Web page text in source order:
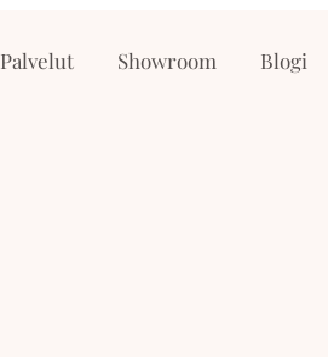
Palvelut Showroom Blogi